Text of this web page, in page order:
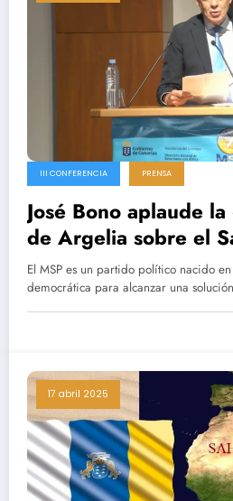
III CONFERENCIA PRENSA
José Bono aplaude
de Argelia sobre el
El MSP es un partido político nacido
democrática para alcanzar una
17 abril 2025